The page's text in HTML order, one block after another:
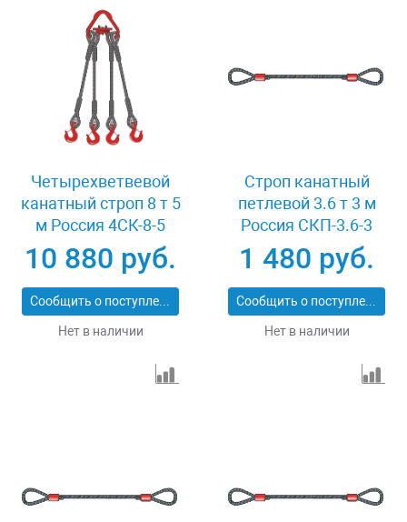
Четырехветвевой
канатный строп 8 т 5
м Россия 4СК-8-5
10 880 руб.
Сообщить о поступлении
Нет в наличии
Строп канатный
петлевой 3.6 т 3 м
Россия СКП-3.6-3
1 480 руб.
Сообщить о поступлении
Нет в наличии